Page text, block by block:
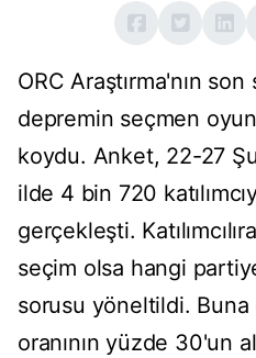
ORC Araştırma'nın
depremin seçmen
koydu. Anket, 22-27
ilde 4 bin 720
gerçekleşti.
seçim olsa hangi
sorusu yöneltildi.
oranının yüzde 30'un